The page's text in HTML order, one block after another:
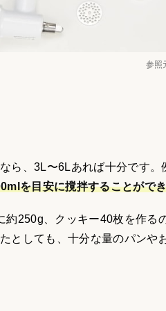
参照
ら、3L〜6Lあれば十分です。
を目安に撹拌することがで
約250g、クッキー40枚を作る
としても、十分な量のパンや